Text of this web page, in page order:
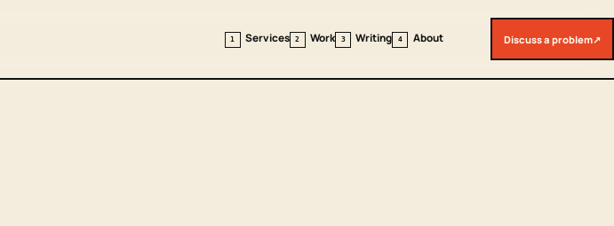
1 Services 2 Work 3 Writing 4 About Discuss a problem↗